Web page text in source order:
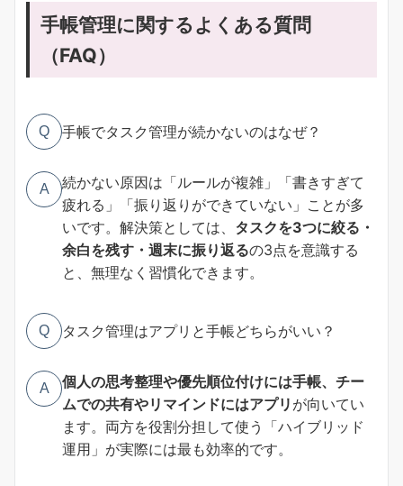
手帳管理に関するよくある質問
（FAQ）
Q 手帳でタスク管理が続かないのはなぜ？
A
続かない原因は「ルールが複雑」「書きすぎて
疲れる」「振り返りができていない」ことが多
いです。解決策としては、 タスクを3つに絞る・
余白を残す・週末に振り返るの3点を意識する
と、無理なく習慣化できます。
Q タスク管理はアプリと手帳どちらがいい？
A
個人の思考整理や優先順位付けには手帳、チー
ムでの共有やリマインドにはアプリ が向いてい
ます。両方を役割分担して使う「ハイブリッド
運用」が実際には最も効率的です。